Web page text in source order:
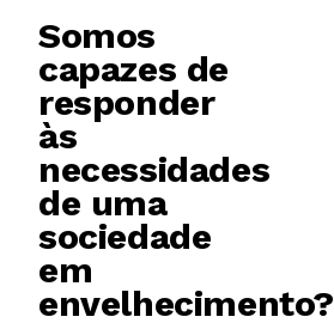
Somos
capazes de
responder
às
necessidades
de uma
sociedade
em
envelhecimento?